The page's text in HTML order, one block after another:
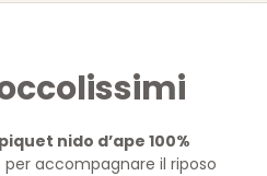
piquet nido d’ape 100%
accompagnare il riposo